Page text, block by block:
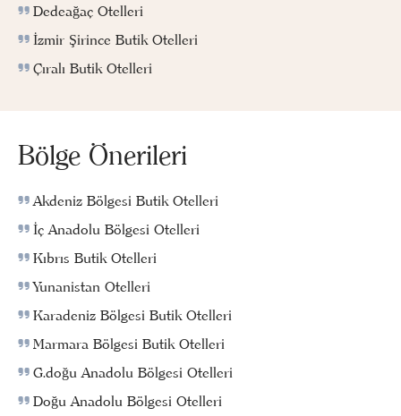
Dedeağaç Otelleri
İzmir Şirince Butik Otelleri
Çıralı Butik Otelleri
Bölge Önerileri
Akdeniz Bölgesi Butik Otelleri
İç Anadolu Bölgesi Otelleri
Kıbrıs Butik Otelleri
Yunanistan Otelleri
Karadeniz Bölgesi Butik Otelleri
Marmara Bölgesi Butik Otelleri
G.doğu Anadolu Bölgesi Otelleri
Doğu Anadolu Bölgesi Otelleri